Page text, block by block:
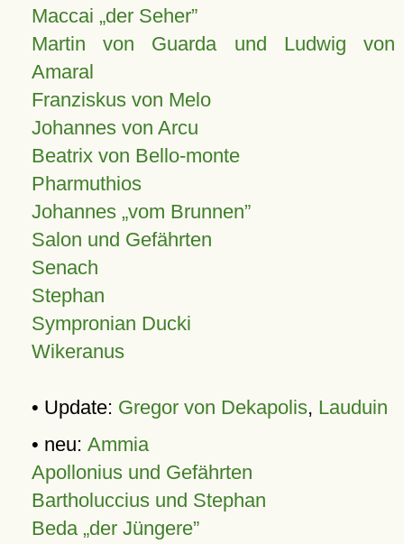
Maccai „der Seher”
Martin von Guarda und Ludwig von
Amaral
Franziskus von Melo
Johannes von Arcu
Beatrix von Bello-monte
Pharmuthios
Johannes vom Brunnen
Salon und Gefährten
Senach
Stephan
Sympronian Ducki
Wikeranus
• Update: Gregor von Dekapolis, Lauduin
• neu: Ammia
Apollonius und Gefährten
Bartholuccius und Stephan
Beda „der Jüngere”